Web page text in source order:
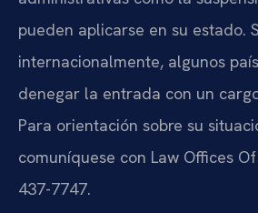
pueden aplicarse en su estado.
internacionalmente, algunos
denegar la entrada con un
Para orientación sobre su
comuníquese con Law Offices Of
437-7747.